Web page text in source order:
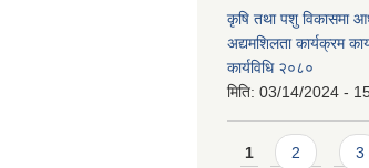
कृषि तथा पशु विकासमा
अद्यमशिलता कार्यक्रम
कार्यविधि २०८०
मिति: 03/14/2024 -
Pages
1 2 3